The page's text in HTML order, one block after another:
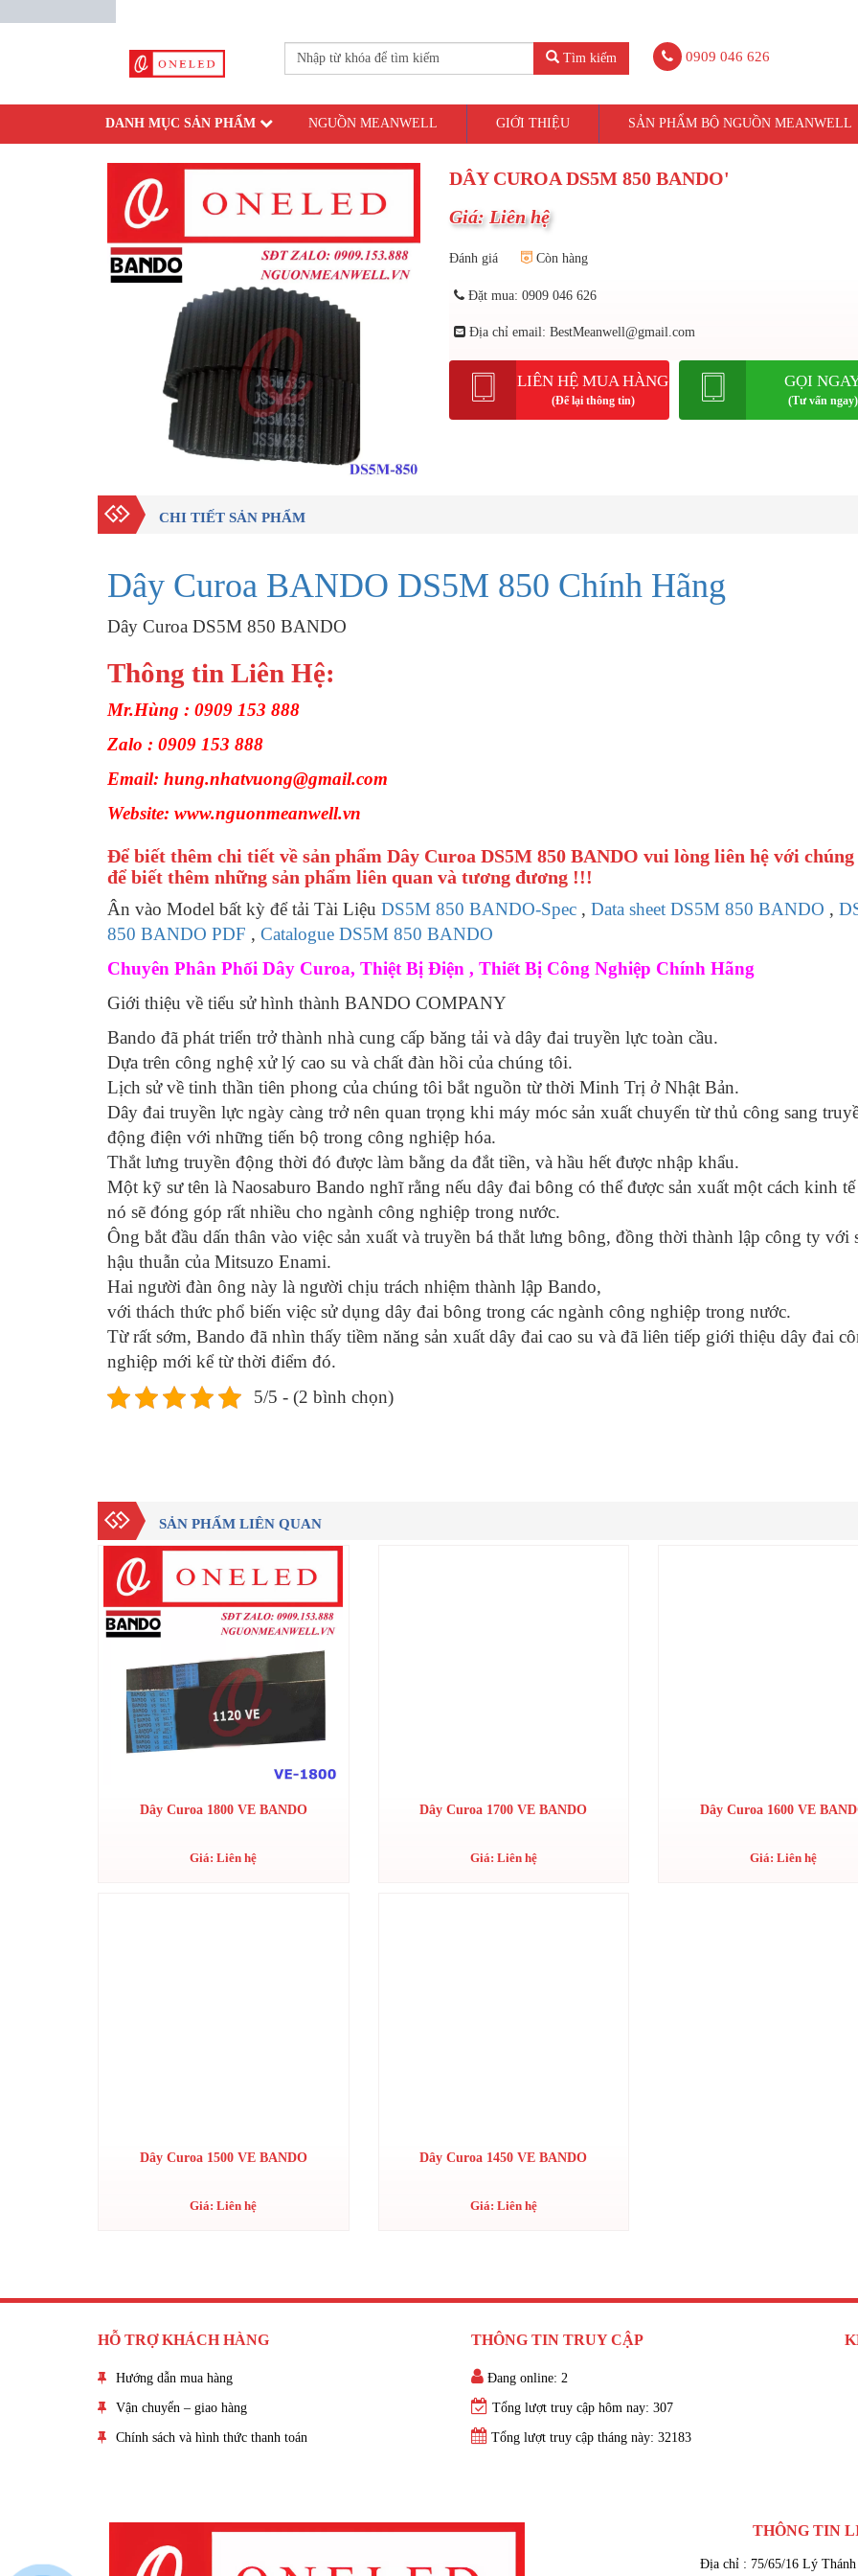
Tìm kiếm 0909 046 626
DANH MỤC SẢN PHẨM NGUỒN MEANWELL GIỚI THIỆU SẢN PHẨM BỘ NGUỒN MEANWELL
DÂY CUROA DS5M 850 BANDO'
Giá: Liên hệ
Đánh giá Còn hàng
Đặt mua: 0909 046 626
Địa chỉ email: BestMeanwell@gmail.com
LIÊN HỆ MUA HÀNG
(Để lại thông tin)
GỌI
(Tư vấn ngay)
CHI TIẾT SẢN PHẨM
Dây Curoa BANDO DS5M 850 Chính Hãng
Dây Curoa DS5M 850 BANDO
Thông tin Liên Hệ:
Mr.Hùng : 0909 153 888
Zalo : 0909 153 888
Email: hung.nhatvuong@gmail.com
Website: www.nguonmeanwell.vn
Để biết thêm chi tiết về sản phẩm Dây Curoa DS5M 850 BANDO vui lòng liên hệ với
để biết thêm những sản phẩm liên quan và tương đương !!!
Ân vào Model bất kỳ để tải Tài Liệu DS5M 850 BANDO-Spec , Data sheet DS5M 850 BANDO ,
850 BANDO PDF , Catalogue DS5M 850 BANDO
Chuyên Phân Phối Dây Curoa, Thiệt Bị Điện , Thiết Bị Công Nghiệp Chính Hãng
Giới thiệu về tiểu sử hình thành BANDO COMPANY
Bando đã phát triển trở thành nhà cung cấp băng tải và dây đai truyền lực toàn cầu.
Dựa trên công nghệ xử lý cao su và chất đàn hồi của chúng tôi.
Lịch sử về tinh thần tiên phong của chúng tôi bắt nguồn từ thời Minh Trị ở Nhật Bản.
Dây đai truyền lực ngày càng trở nên quan trọng khi máy móc sản xuất chuyển từ thủ công sang
động điện với những tiến bộ trong công nghiệp hóa.
Thắt lưng truyền động thời đó được làm bằng da đắt tiền, và hầu hết được nhập khẩu.
Một kỹ sư tên là Naosaburo Bando nghĩ rằng nếu dây đai bông có thể được sản xuất một cách kinh
nó sẽ đóng góp rất nhiều cho ngành công nghiệp trong nước.
Ông bắt đầu dấn thân vào việc sản xuất và truyền bá thắt lưng bông, đồng thời thành lập công ty với
hậu thuẫn của Mitsuzo Enami.
Hai người đàn ông này là người chịu trách nhiệm thành lập Bando,
với thách thức phổ biến việc sử dụng dây đai bông trong các ngành công nghiệp trong nước.
Từ rất sớm, Bando đã nhìn thấy tiềm năng sản xuất dây đai cao su và đã liên tiếp giới thiệu dây đai
nghiệp mới kể từ thời điểm đó.
5/5 - (2 bình chọn)
SẢN PHẨM LIÊN QUAN
Dây Curoa 1800 VE BANDO
Giá: Liên hệ
Dây Curoa 1700 VE BANDO
Giá: Liên hệ
Dây Curoa 1600 VE
Giá: Liên hệ
Dây Curoa 1500 VE BANDO
Giá: Liên hệ
Dây Curoa 1450 VE BANDO
Giá: Liên hệ
HỖ TRỢ KHÁCH HÀNG
Hướng dẫn mua hàng
Vận chuyển – giao hàng
Chính sách và hình thức thanh toán
THÔNG TIN TRUY CẬP
Đang online: 2
Tổng lượt truy cập hôm nay: 307
Tổng lượt truy cập tháng này: 32183
THÔNG TIN
Địa chỉ : 75/65/16 Lý